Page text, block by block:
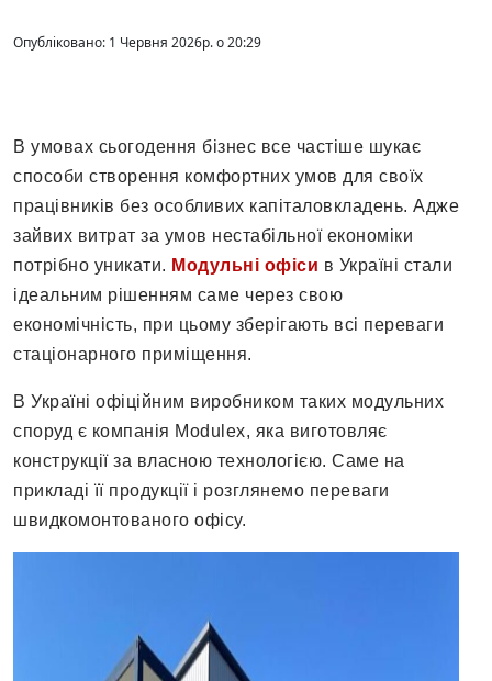
Опубліковано: 1 Червня 2026р. о 20:29
В умовах сьогодення бізнес все частіше шукає
способи створення комфортних умов для своїх
працівників без особливих капіталовкладень. Адже
зайвих витрат за умов нестабільної економіки
потрібно уникати. Модульні офіси в Україні стали
ідеальним рішенням саме через свою
економічність, при цьому зберігають всі переваги
стаціонарного приміщення.
В Україні офіційним виробником таких модульних
споруд є компанія Modulex, яка виготовляє
конструкції за власною технологією. Саме на
прикладі її продукції і розглянемо переваги
швидкомонтованого офісу.